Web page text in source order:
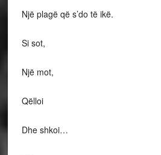
Një plagë që s’do të ikë.
Si sot,
Një mot,
Qëlloi
Dhe shkoi…